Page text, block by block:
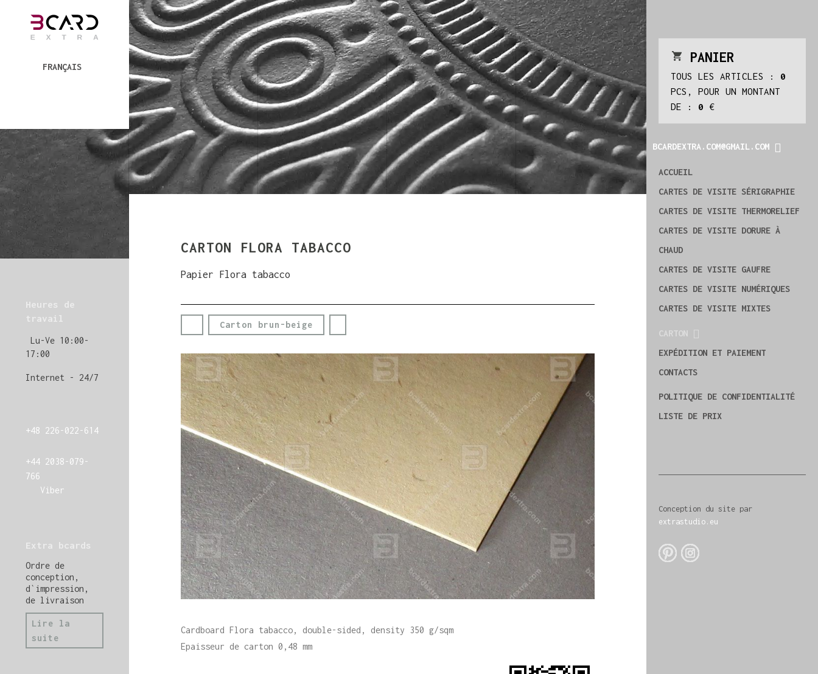
FRANÇAIS
CARTON FLORA TABACCO
Papier Flora tabacco
Carton brun-beige
Cardboard Flora tabacco, double-sided, density 350 g/sqm
Epaisseur de carton 0,48 mm
Heures de
travail
Lu-Ve 10:00-
17:00
Internet - 24/7
+48 226-022-614
+44 2038-079-
766
Viber
Extra bcards
Ordre de
conception,
d`impression,
de livraison
Lire la
suite
PANIER
TOUS LES ARTICLES : 0
PCS, POUR UN MONTANT
DE : 0 €
BCARDEXTRA.COM@GMAIL.COM
ACCUEIL
CARTES DE VISITE SÉRIGRAPHIE
CARTES DE VISITE THERMORELIEF
CARTES DE VISITE DORURE À
CHAUD
CARTES DE VISITE GAUFRE
CARTES DE VISITE NUMÉRIQUES
CARTES DE VISITE MIXTES
CARTON
EXPÉDITION ET PAIEMENT
CONTACTS
POLITIQUE DE CONFIDENTIALITÉ
LISTE DE PRIX
Conception du site par
extrastudio.eu